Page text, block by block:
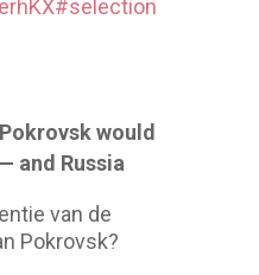
would
and Russia
van de
Pokrovsk?